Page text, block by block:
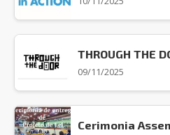
THROUGH THE
09/11/2025
Cerimonia